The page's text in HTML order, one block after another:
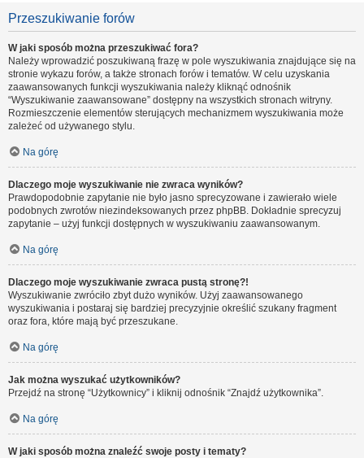
Przeszukiwanie forów
W jaki sposób można przeszukiwać fora?
Należy wprowadzić poszukiwaną frazę w pole wyszukiwania znajdujące się na
stronie wykazu forów, a także stronach forów i tematów. W celu uzyskania
zaawansowanych funkcji wyszukiwania należy kliknąć odnośnik
“Wyszukiwanie zaawansowane” dostępny na wszystkich stronach witryny.
Rozmieszczenie elementów sterujących mechanizmem wyszukiwania może
zależeć od używanego stylu.
Na górę
Dlaczego moje wyszukiwanie nie zwraca wyników?
Prawdopodobnie zapytanie nie było jasno sprecyzowane i zawierało wiele
podobnych zwrotów niezindeksowanych przez phpBB. Dokładnie sprecyzuj
zapytanie – użyj funkcji dostępnych w wyszukiwaniu zaawansowanym.
Na górę
Dlaczego moje wyszukiwanie zwraca pustą stronę?!
Wyszukiwanie zwróciło zbyt dużo wyników. Użyj zaawansowanego
wyszukiwania i postaraj się bardziej precyzyjnie określić szukany fragment
oraz fora, które mają być przeszukane.
Na górę
Jak można wyszukać użytkowników?
Przejdź na stronę “Użytkownicy” i kliknij odnośnik “Znajdź użytkownika”.
Na górę
W jaki sposób można znaleźć swoje posty i tematy?